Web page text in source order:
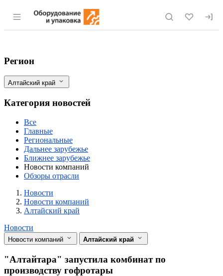
Раздел навигации по сайту eqinfo.ru
"Алтайтара" запустила комбинат по
Фильтры
Регион
Алтайский край
Категория новостей
Все
Главные
Региональные
Дальнее зарубежье
Ближнее зарубежье
Новости компаний
Обзоры отрасли
Новости
Разделы
Новости
Новости компаний
Алтайский край
Новости
Новости компаний Алтайский край
"Алтайтара" запустила комбинат по
производству гофротары